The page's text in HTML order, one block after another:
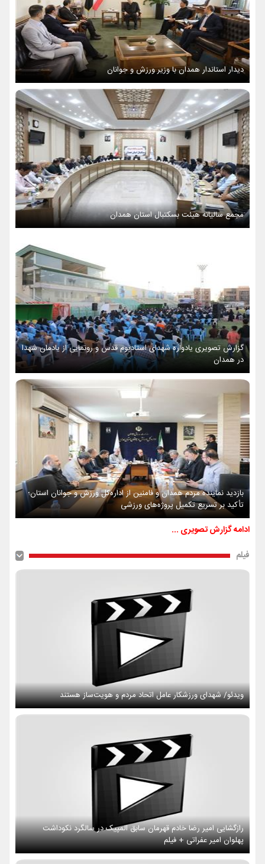
دیدار استاندار همدان با وزیر ورزش و جوانان
مجمع سالیانه هیئت بسکتبال استان همدان
گزارش تصویری یادواره شهدای استادیوم قدس و رونمایی از یادمان شهدا
در همدان
بازدید نماینده مردم همدان و فامنین از اداره‌کل ورزش و جوانان استان؛
تأکید بر تسریع تکمیل پروژه‌های ورزشی
ادامه گزارش تصویری ...
فیلم
ویدئو/ شهدای ورزشکار عامل اتحاد مردم و هویت‌ساز هستند
رازگشایی امیر رضا خادم قهرمان سابق المپیک در سالگرد نکوداشت
پهلوان امیر عفراتی + فیلم